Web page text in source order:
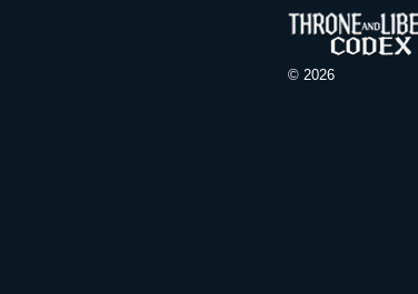
© 2026